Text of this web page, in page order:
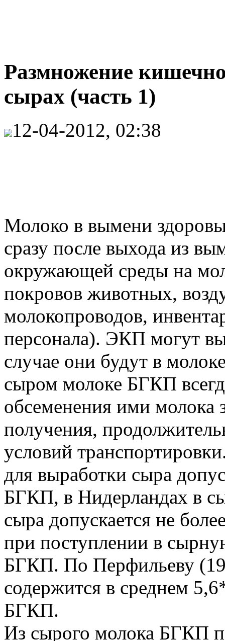
Размножение
сырах (часть 1)
12-04-2012, 02:38
Молоко в вымени
сразу после выхода из
окружающей среды на
покровов животных,
молокопроводов,
персонала). ЭКП могут
случае они будут в
сыром молоке БГКП
обсеменения ими молока
получения,
условий
для выработки сыра
БГКП, в Нидерландах в
сыра допускается не
при поступлении в
БГКП. По Перфильеву
содержится в среднем
БГКП.
Из сырого молока БГКП